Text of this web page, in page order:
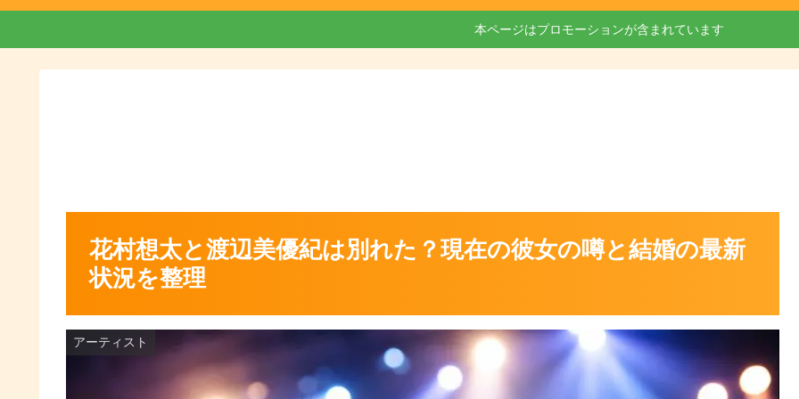
本ページはプロモーションが含まれています
花村想太と渡辺美優紀は別れた？現在の彼女の噂と結婚の最新
状況を整理
アーティスト